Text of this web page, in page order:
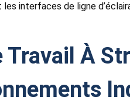
interfaces de ligne
À